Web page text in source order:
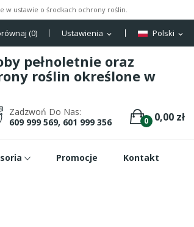
w ustawie o środkach ochrony roślin.
Polski expand_more
Ustawienia expand_more
(0)
pełnoletnie oraz
roślin określone w
0 0,00 zł
Zadzwoń Do Nas:
609 999 569, 601 999 356
Promocje Kontakt